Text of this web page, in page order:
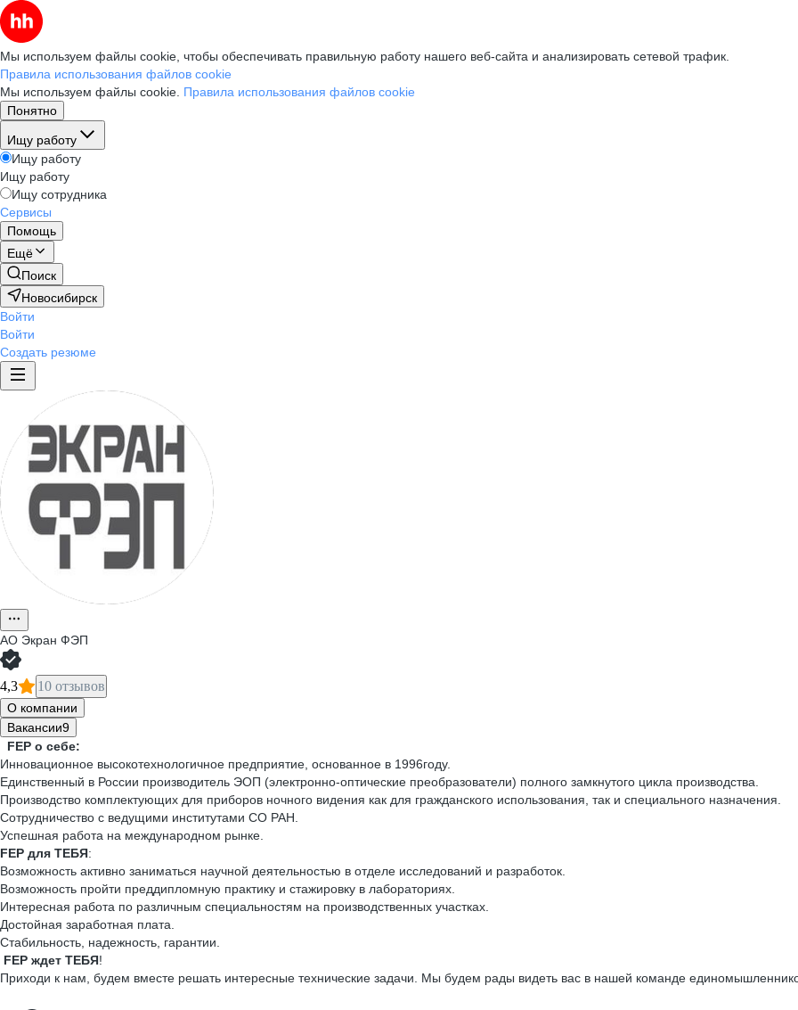
Мы используем файлы cookie, чтобы обеспечивать правильную работу нашего веб-сайта и анализировать сетевой трафик.
Правила использования файлов cookie
Мы используем файлы cookie. Правила использования файлов cookie
Понятно
Ищу работу
Ищу работу
Ищу работу
Ищу сотрудника
Сервисы
Помощь
Ещё
Поиск
Новосибирск
Войти
Войти
Создать резюме
АО Экран ФЭП
4,3 10 отзывов
О компании
Вакансии9
FEP о себе:
Инновационное высокотехнологичное предприятие, основанное в 1996году.
Единственный в России производитель ЭОП (электронно-оптические преобразователи) полного замкнутого цикла производства.
Производство комплектующих для приборов ночного видения как для гражданского использования, так и специального назначения.
Сотрудничество с ведущими институтами СО РАН.
Успешная работа на международном рынке.
FEP для ТЕБЯ:
Возможность активно заниматься научной деятельностью в отделе исследований и разработок.
Возможность пройти преддипломную практику и стажировку в лабораториях.
Интересная работа по различным специальностям на производственных участках.
Достойная заработная плата.
Стабильность, надежность, гарантии.
FEP ждет ТЕБЯ!
Приходи к нам, будем вместе решать интересные технические задачи. Мы будем рады видеть вас в нашей команде